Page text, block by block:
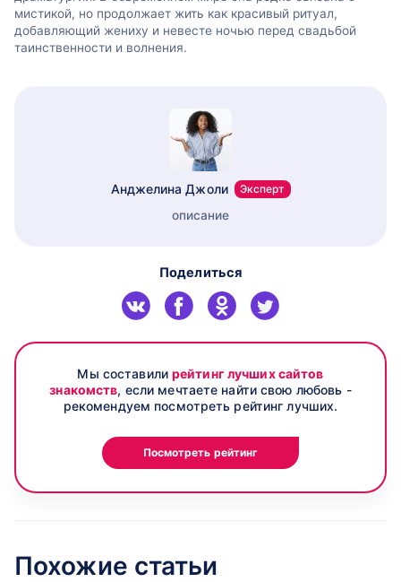
мистикой, но продолжает жить как красивый ритуал,
добавляющий жениху и невесте ночью перед свадьбой
таинственности и волнения.
Анджелина Джоли Эксперт
описание
Поделиться
Мы составилирейтинг лучших сайтов
знакомств, если мечтаете найти свою любовь -
рекомендуем посмотреть рейтинг лучших.
Посмотреть рейтинг
Похожие статьи